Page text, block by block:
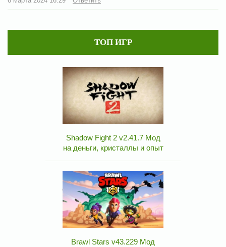
ТОП ИГР
Shadow Fight 2 v2.41.7 Мод
на деньги, кристаллы и опыт
Brawl Stars v43.229 Мод